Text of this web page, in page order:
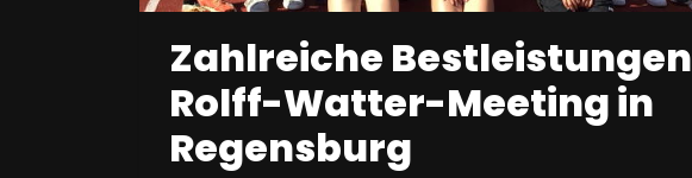
Zahlreiche Bestleistungen
Rolff-Watter-Meeting in
Regensburg